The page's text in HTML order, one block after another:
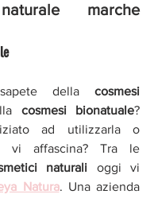
marche
della cosmesi
cosmesi bionatuale?
ad utilizzarla o
naturali oggi vi
Natura. Una azienda